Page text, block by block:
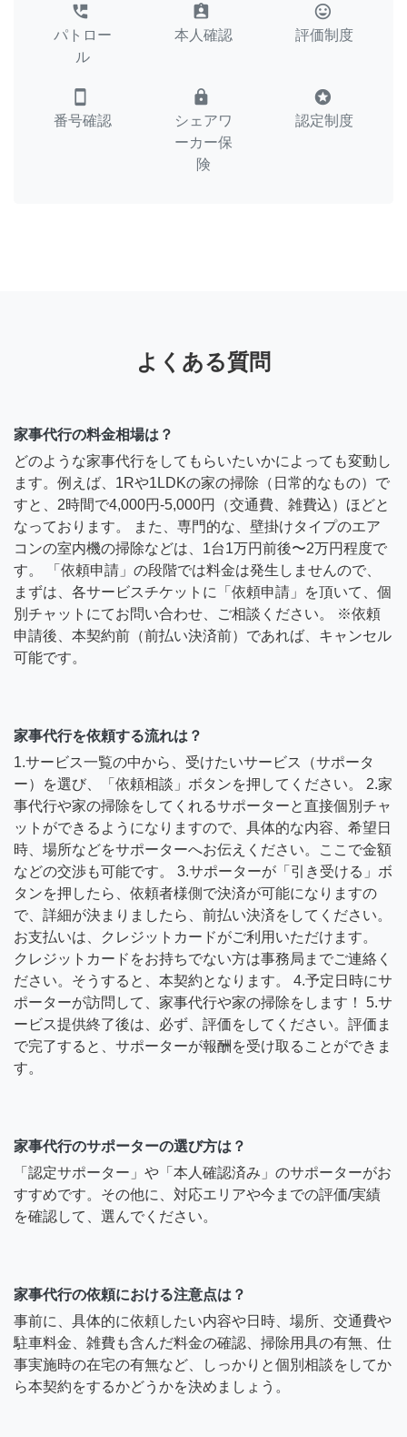
perm_phone_msg
パトロー
ル
assignment_ind
本人確認
tag_faces
評価制度
smartphone
番号確認
lock
シェアワ
ーカー保
険
stars
認定制度
よくある質問
家事代行の料金相場は？
どのような家事代行をしてもらいたいかによっても変動し
ます。例えば、1Rや1LDKの家の掃除（日常的なもの）で
すと、2時間で4,000円-5,000円（交通費、雑費込）ほどと
なっております。 また、専門的な、壁掛けタイプのエア
コンの室内機の掃除などは、1台1万円前後〜2万円程度で
す。 「依頼申請」の段階では料金は発生しませんので、
まずは、各サービスチケットに「依頼申請」を頂いて、個
別チャットにてお問い合わせ、ご相談ください。 ※依頼
申請後、本契約前（前払い決済前）であれば、キャンセル
可能です。
家事代行を依頼する流れは？
1.サービス一覧の中から、受けたいサービス（サポータ
ー）を選び、「依頼相談」ボタンを押してください。 2.家
事代行や家の掃除をしてくれるサポーターと直接個別チャ
ットができるようになりますので、具体的な内容、希望日
時、場所などをサポーターへお伝えください。ここで金額
などの交渉も可能です。 3.サポーターが「引き受ける」ボ
タンを押したら、依頼者様側で決済が可能になりますの
で、詳細が決まりましたら、前払い決済をしてください。
お支払いは、クレジットカードがご利用いただけます。
クレジットカードをお持ちでない方は事務局までご連絡く
ださい。そうすると、本契約となります。 4.予定日時にサ
ポーターが訪問して、家事代行や家の掃除をします！ 5.サ
ービス提供終了後は、必ず、評価をしてください。評価ま
で完了すると、サポーターが報酬を受け取ることができま
す。
家事代行のサポーターの選び方は？
「認定サポーター」や「本人確認済み」のサポーターがお
すすめです。その他に、対応エリアや今までの評価/実績
を確認して、選んでください。
家事代行の依頼における注意点は？
事前に、具体的に依頼したい内容や日時、場所、交通費や
駐車料金、雑費も含んだ料金の確認、掃除用具の有無、仕
事実施時の在宅の有無など、しっかりと個別相談をしてか
ら本契約をするかどうかを決めましょう。